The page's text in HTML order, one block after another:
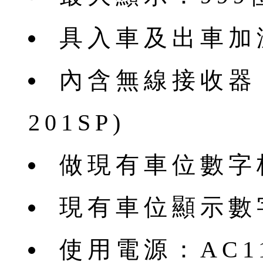
具入車及出車
內含無線接收
201SP)
做現有車位數
現有車位顯示
使用電源：